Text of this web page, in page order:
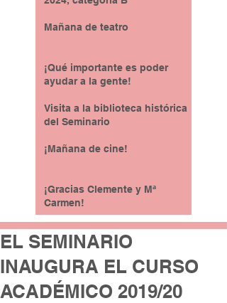
Mañana de teatro
¡Qué importante es poder
ayudar a la gente!
Visita a la biblioteca histórica
del Seminario
¡Mañana de cine!
¡Gracias Clemente y Mª
Carmen!
EL SEMINARIO
INAUGURA EL CURSO
ACADÉMICO 2019/20